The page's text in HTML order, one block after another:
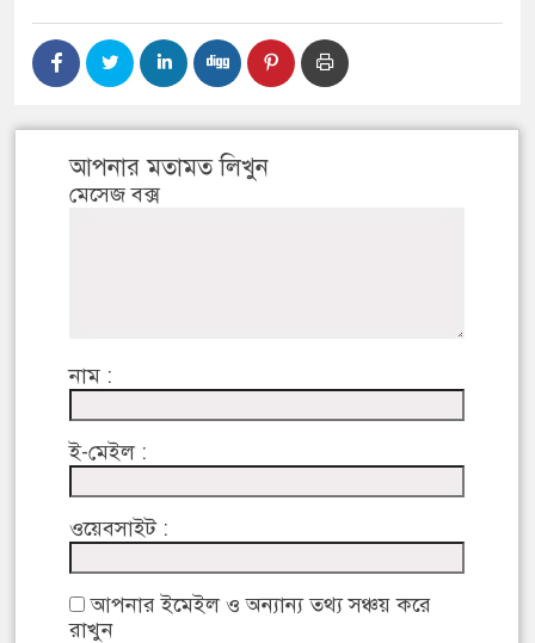
আপনার মতামত লিখুন
মেসেজ বক্স
নাম :
ই-মেইল :
ওয়েবসাইট :
আপনার ইমেইল ও অন্যান্য তথ্য সঞ্চয় করে
রাখুন